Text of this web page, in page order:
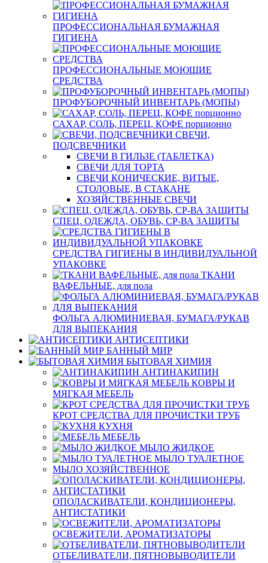
ПРОФЕССИОНАЛЬНАЯ БУМАЖНАЯ
ГИГИЕНА
ПРОФЕССИОНАЛЬНЫЕ МОЮЩИЕ
СРЕДСТВА
ПРОФУБОРОЧНЫЙ ИНВЕНТАРЬ (МОПЫ)
САХАР, СОЛЬ, ПЕРЕЦ, КОФЕ порционно
СВЕЧИ,
ПОДСВЕЧНИКИ
СВЕЧИ В ГИЛЬЗЕ (ТАБЛЕТКА)
СВЕЧИ ДЛЯ ТОРТА
СВЕЧИ КОНИЧЕСКИЕ, ВИТЫЕ,
СТОЛОВЫЕ, В СТАКАНЕ
ХОЗЯЙСТВЕННЫЕ СВЕЧИ
СПЕЦ. ОДЕЖДА, ОБУВЬ, СР-ВА ЗАЩИТЫ
СРЕДСТВА ГИГИЕНЫ В ИНДИВИДУАЛЬНОЙ
УПАКОВКЕ
ТКАНИ
ВАФЕЛЬНЫЕ, для пола
ФОЛЬГА АЛЮМИНИЕВАЯ, БУМАГА/РУКАВ
ДЛЯ ВЫПЕКАНИЯ
АНТИСЕПТИКИ
БАННЫЙ МИР
БЫТОВАЯ ХИМИЯ
АНТИНАКИПИН
КОВРЫ И
МЯГКАЯ МЕБЕЛЬ
КРОТ СРЕДСТВА ДЛЯ ПРОЧИСТКИ ТРУБ
КУХНЯ
МЕБЕЛЬ
МЫЛО ЖИДКОЕ
МЫЛО ТУАЛЕТНОЕ
МЫЛО ХОЗЯЙСТВЕННОЕ
ОПОЛАСКИВАТЕЛИ, КОНДИЦИОНЕРЫ,
АНТИСТАТИКИ
ОСВЕЖИТЕЛИ, АРОМАТИЗАТОРЫ
ОТБЕЛИВАТЕЛИ, ПЯТНОВЫВОДИТЕЛИ